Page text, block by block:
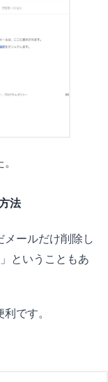
法
ールだけ削除し
ということもあ
です。